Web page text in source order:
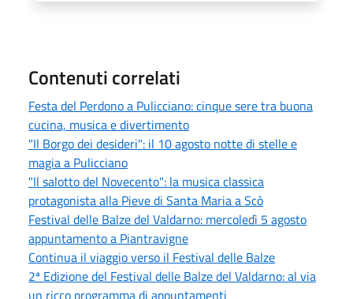
Contenuti correlati
Festa del Perdono a Pulicciano: cinque sere tra buona
cucina, musica e divertimento
"Il Borgo dei desideri": il 10 agosto notte di stelle e
magia a Pulicciano
"Il salotto del Novecento": la musica classica
protagonista alla Pieve di Santa Maria a Scò
Festival delle Balze del Valdarno: mercoledì 5 agosto
appuntamento a Piantravigne
Continua il viaggio verso il Festival delle Balze
2ª Edizione del Festival delle Balze del Valdarno: al via
un ricco programma di appuntamenti